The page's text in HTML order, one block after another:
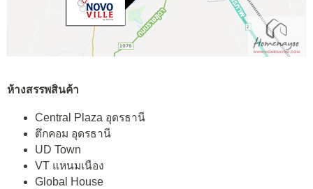
ห้างสรรพสินค้า
Central Plaza อุดรธานี
ตึกคอม อุดรธานี
UD Town
VT แหนมเนือง
Global House